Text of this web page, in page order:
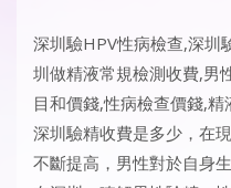
深圳驗HPV性病檢查,深圳
圳做精液常規檢測收費,男
目和價錢,性病檢查價錢,
深圳驗精收費是多少，在
不斷提高，男性對於自身